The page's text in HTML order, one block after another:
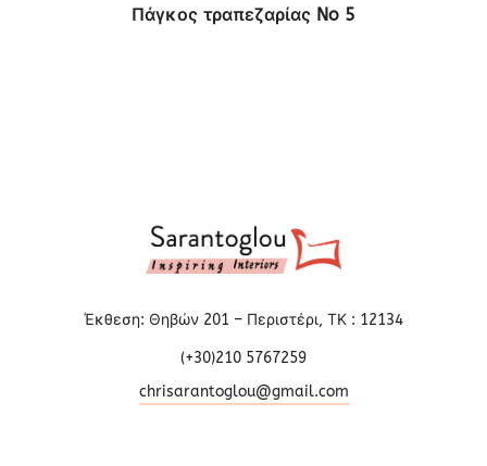
ΔΕΙΤΕ ΤΟ ΠΡΟΪΟΝ
Πάγκος τραπεζαρίας No 5
Έκθεση: Θηβών 201 – Περιστέρι, ΤΚ : 12134
(+30)210 5767259
chrisarantoglou@gmail.com